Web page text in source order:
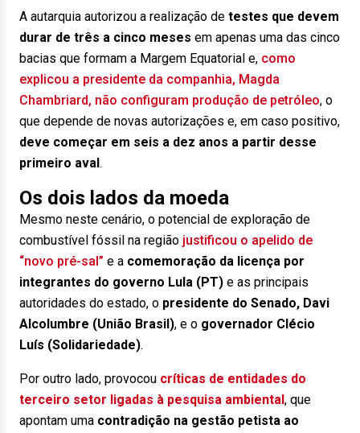
A autarquia autorizou a realização de testes que devem
durar de três a cinco meses em apenas uma das cinco
bacias que formam a Margem Equatorial e, como
explicou a presidente da companhia, Magda
Chambriard, não configuram produção de petróleo, o
que depende de novas autorizações e, em caso positivo,
deve começar em seis a dez anos a partir desse
primeiro aval.
Os dois lados da moeda
Mesmo neste cenário, o potencial de exploração de
combustível fóssil na região justificou o apelido de
“novo pré-sal” e a comemoração da licença por
integrantes do governo Lula (PT) e as principais
autoridades do estado, o presidente do Senado, Davi
Alcolumbre (União Brasil), e o governador Clécio
Luís (Solidariedade).
Por outro lado, provocou críticas de entidades do
terceiro setor ligadas à pesquisa ambiental, que
apontam uma contradição na gestão petista ao